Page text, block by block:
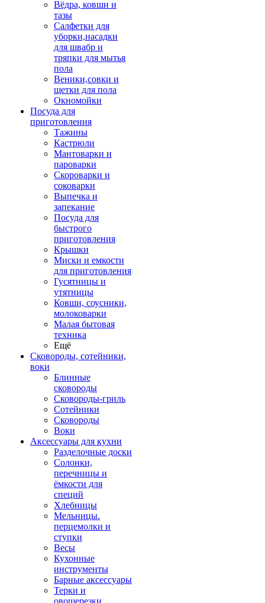
Вёдра, ковши и
тазы
Салфетки для
уборки,насадки
для швабр и
тряпки для мытья
пола
Веники,совки и
щетки для пола
Окномойки
Посуда для
приготовления
Тажины
Кастрюли
Мантоварки и
пароварки
Скороварки и
соковарки
Выпечка и
запекание
Посуда для
быстрого
приготовления
Крышки
Миски и емкости
для приготовления
Гусятницы и
утятницы
Ковши, соусники,
молоковарки
Малая бытовая
техника
Ещё
Сковороды, сотейники,
воки
Блинные
сковороды
Сковороды-гриль
Сотейники
Сковороды
Воки
Аксессуары для кухни
Разделочные доски
Солонки,
перечницы и
ёмкости для
специй
Хлебницы
Мельницы.
перцемолки и
ступки
Весы
Кухонные
инструменты
Барные аксессуары
Терки и
овощерезки